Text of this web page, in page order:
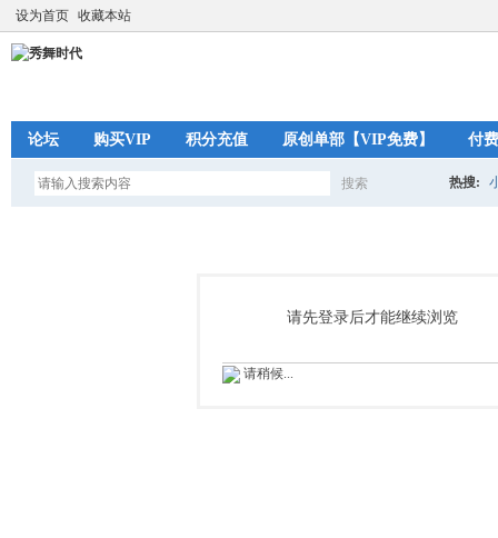
设为首页 收藏本站
论坛 购买VIP 积分充值 原创单部【VIP免费】 付
搜索
索
热搜:
请先登录后才能继续浏览
请稍候...